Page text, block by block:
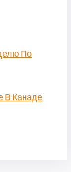
По
В Канаде